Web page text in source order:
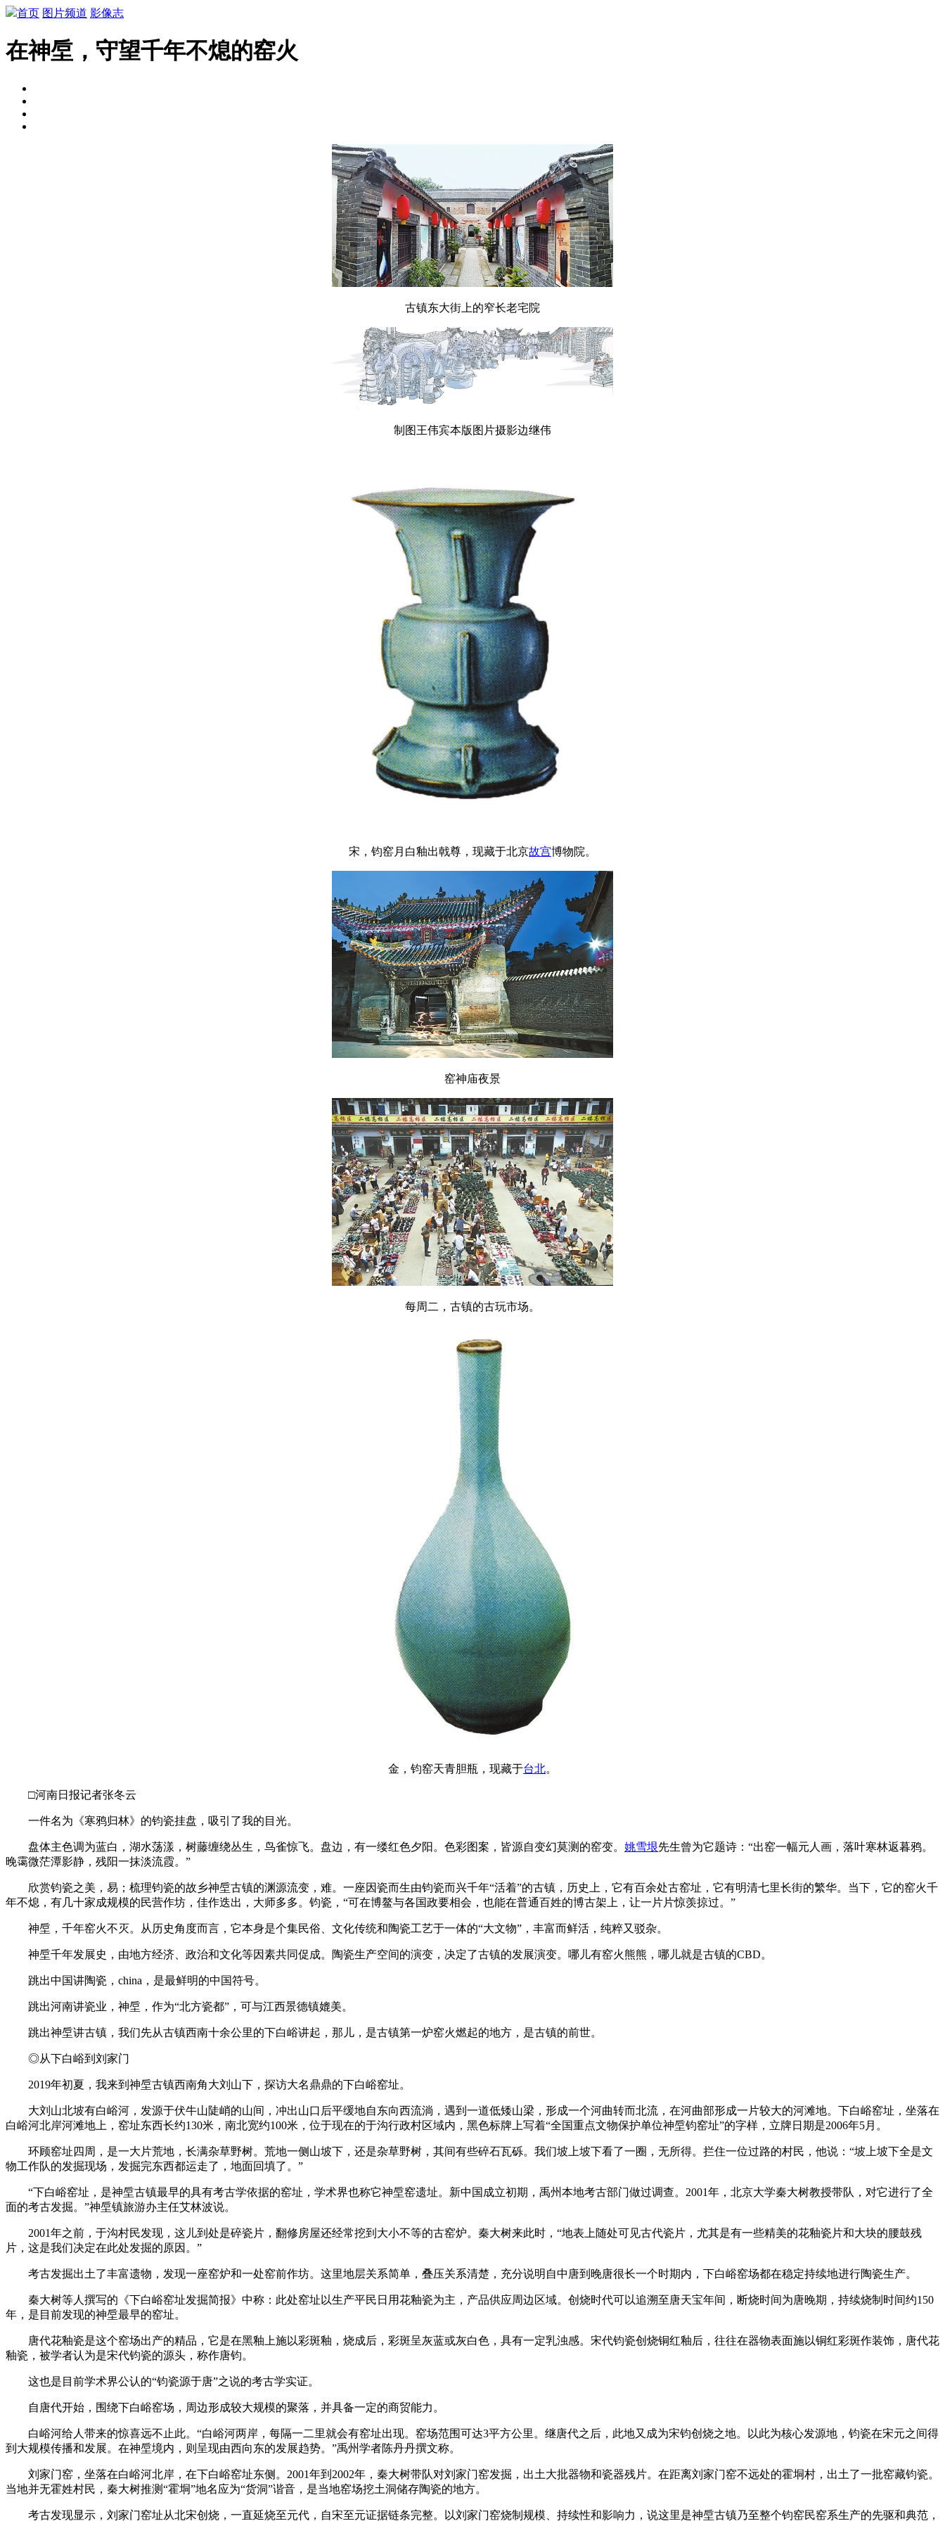
首页 图片频道 影像志
在神垕，守望千年不熄的窑火
古镇东大街上的窄长老宅院
制图王伟宾本版图片摄影边继伟
宋，钧窑月白釉出戟尊，现藏于北京故宫博物院。
窑神庙夜景
每周二，古镇的古玩市场。
金，钧窑天青胆瓶，现藏于台北。
□河南日报记者张冬云
一件名为《寒鸦归林》的钧瓷挂盘，吸引了我的目光。
盘体主色调为蓝白，湖水荡漾，树藤缠绕丛生，鸟雀惊飞。盘边，有一缕红色夕阳。色彩图案，皆源自变幻莫测的窑变。 姚雪垠先生曾为它题诗：“出窑一幅元人画，落叶寒林返暮鸦。
晚霭微茫潭影静，残阳一抹淡流霞。”
欣赏钧瓷之美，易；梳理钧瓷的故乡神垕古镇的渊源流变，难。一座因瓷而生由钧瓷而兴千年“活着”的古镇，历史上，它有百余处古窑址，它有明清七里长街的繁华。当下，它的窑火千
年不熄，有几十家成规模的民营作坊，佳作迭出，大师多多。钧瓷，“可在博鳌与各国政要相会，也能在普通百姓的博古架上，让一片片惊羡掠过。”
神垕，千年窑火不灭。从历史角度而言，它本身是个集民俗、文化传统和陶瓷工艺于一体的“大文物”，丰富而鲜活，纯粹又驳杂。
神垕千年发展史，由地方经济、政治和文化等因素共同促成。陶瓷生产空间的演变，决定了古镇的发展演变。哪儿有窑火熊熊，哪儿就是古镇的CBD。
跳出中国讲陶瓷，china，是最鲜明的中国符号。
跳出河南讲瓷业，神垕，作为“北方瓷都”，可与江西景德镇媲美。
跳出神垕讲古镇，我们先从古镇西南十余公里的下白峪讲起，那儿，是古镇第一炉窑火燃起的地方，是古镇的前世。
◎从下白峪到刘家门
2019年初夏，我来到神垕古镇西南角大刘山下，探访大名鼎鼎的下白峪窑址。
大刘山北坡有白峪河，发源于伏牛山陡峭的山间，冲出山口后平缓地自东向西流淌，遇到一道低矮山梁，形成一个河曲转而北流，在河曲部形成一片较大的河滩地。下白峪窑址，坐落在
白峪河北岸河滩地上，窑址东西长约130米，南北宽约100米，位于现在的于沟行政村区域内，黑色标牌上写着“全国重点文物保护单位神垕钧窑址”的字样，立牌日期是2006年5月。
环顾窑址四周，是一大片荒地，长满杂草野树。荒地一侧山坡下，还是杂草野树，其间有些碎石瓦砾。我们坡上坡下看了一圈，无所得。拦住一位过路的村民，他说：“坡上坡下全是文
物工作队的发掘现场，发掘完东西都运走了，地面回填了。”
“下白峪窑址，是神垕古镇最早的具有考古学依据的窑址，学术界也称它神垕窑遗址。新中国成立初期，禹州本地考古部门做过调查。2001年，北京大学秦大树教授带队，对它进行了全
面的考古发掘。”神垕镇旅游办主任艾林波说。
2001年之前，于沟村民发现，这儿到处是碎瓷片，翻修房屋还经常挖到大小不等的古窑炉。秦大树来此时，“地表上随处可见古代瓷片，尤其是有一些精美的花釉瓷片和大块的腰鼓残
片，这是我们决定在此处发掘的原因。”
考古发掘出土了丰富遗物，发现一座窑炉和一处窑前作坊。这里地层关系简单，叠压关系清楚，充分说明自中唐到晚唐很长一个时期内，下白峪窑场都在稳定持续地进行陶瓷生产。
秦大树等人撰写的《下白峪窑址发掘简报》中称：此处窑址以生产平民日用花釉瓷为主，产品供应周边区域。创烧时代可以追溯至唐天宝年间，断烧时间为唐晚期，持续烧制时间约150
年，是目前发现的神垕最早的窑址。
唐代花釉瓷是这个窑场出产的精品，它是在黑釉上施以彩斑釉，烧成后，彩斑呈灰蓝或灰白色，具有一定乳浊感。宋代钧瓷创烧铜红釉后，往往在器物表面施以铜红彩斑作装饰，唐代花
釉瓷，被学者认为是宋代钧瓷的源头，称作唐钧。
这也是目前学术界公认的“钧瓷源于唐”之说的考古学实证。
自唐代开始，围绕下白峪窑场，周边形成较大规模的聚落，并具备一定的商贸能力。
白峪河给人带来的惊喜远不止此。“白峪河两岸，每隔一二里就会有窑址出现。窑场范围可达3平方公里。继唐代之后，此地又成为宋钧创烧之地。以此为核心发源地，钧瓷在宋元之间得
到大规模传播和发展。在神垕境内，则呈现由西向东的发展趋势。”禹州学者陈丹丹撰文称。
刘家门窑，坐落在白峪河北岸，在下白峪窑址东侧。2001年到2002年，秦大树带队对刘家门窑发掘，出土大批器物和瓷器残片。在距离刘家门窑不远处的霍垌村，出土了一批窑藏钧瓷。
当地并无霍姓村民，秦大树推测“霍垌”地名应为“货洞”谐音，是当地窑场挖土洞储存陶瓷的地方。
考古发现显示，刘家门窑址从北宋创烧，一直延烧至元代，自宋至元证据链条完整。以刘家门窑烧制规模、持续性和影响力，说这里是神垕古镇乃至整个钧窑民窑系生产的先驱和典范，